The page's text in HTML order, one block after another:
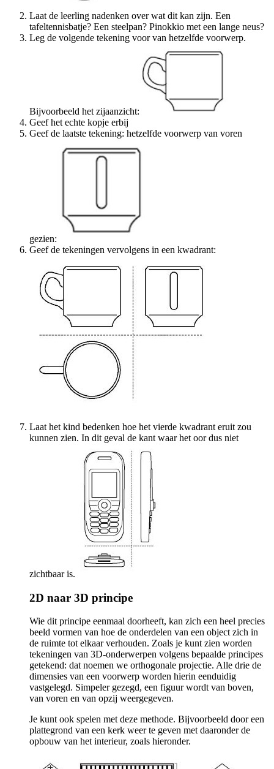
Laat de leerling nadenken over wat dit kan zijn. Een
tafeltennisbatje? Een steelpan? Pinokkio met een lange neus?
Leg de volgende tekening voor van hetzelfde voorwerp.
Bijvoorbeeld het zijaanzicht:
Geef het echte kopje erbij
Geef de laatste tekening: hetzelfde voorwerp van voren
gezien:
Geef de tekeningen vervolgens in een kwadrant:
Laat het kind bedenken hoe het vierde kwadrant eruit zou
kunnen zien. In dit geval de kant waar het oor dus niet
zichtbaar is.
2D naar 3D principe
Wie dit principe eenmaal doorheeft, kan zich een heel precies
beeld vormen van hoe de onderdelen van een object zich in
de ruimte tot elkaar verhouden. Zoals je kunt zien worden
tekeningen van 3D-onderwerpen volgens bepaalde principes
getekend: dat noemen we orthogonale projectie. Alle drie de
dimensies van een voorwerp worden hierin eenduidig
vastgelegd. Simpeler gezegd, een figuur wordt van boven,
van voren en van opzij weergegeven.
Je kunt ook spelen met deze methode. Bijvoorbeeld door een
plattegrond van een kerk weer te geven met daaronder de
opbouw van het interieur, zoals hieronder.